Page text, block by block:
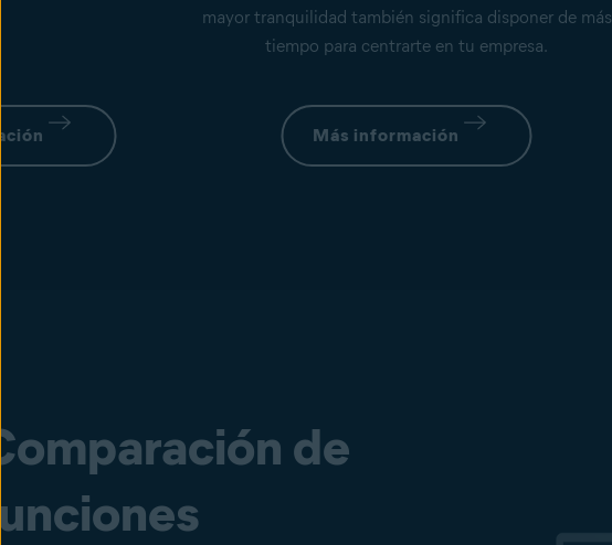
mayor tranquilidad también significa disponer de más
tiempo para centrarte en tu empresa.
Más información
de